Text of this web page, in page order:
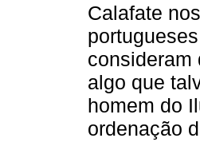
Calafate
consideram
algo que
homem do
ordenação